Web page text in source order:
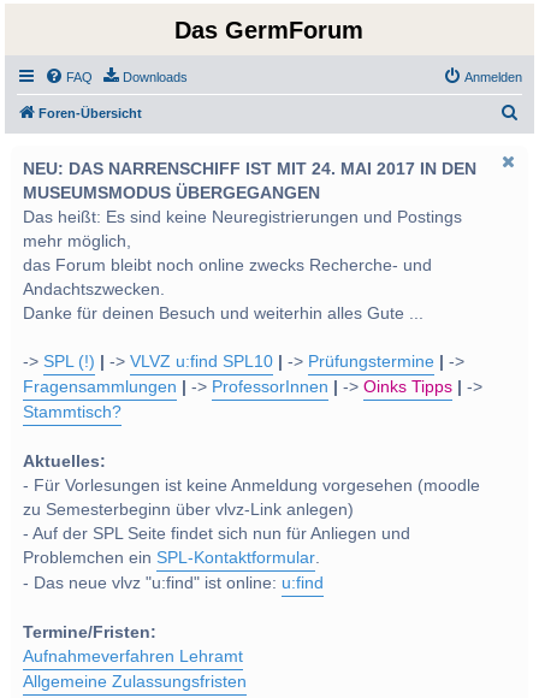
Das GermForum
FAQ Downloads Anmelden
Foren-Übersicht
NEU: DAS NARRENSCHIFF IST MIT 24. MAI 2017 IN DEN
MUSEUMSMODUS ÜBERGEGANGEN
Das heißt: Es sind keine Neuregistrierungen und Postings
mehr möglich,
das Forum bleibt noch online zwecks Recherche- und
Andachtszwecken.
Danke für deinen Besuch und weiterhin alles Gute ...
->SPL (!) ->VLVZ u:find SPL10 -> Prüfungstermine
->
Fragensammlungen
-> ProfessorInnen ->Oinks Tipps
->
Stammtisch?
Aktuelles:
- Für Vorlesungen ist keine Anmeldung vorgesehen (moodle
zu Semesterbeginn über vlvz-Link anlegen)
- Auf der SPL Seite findet sich nun für Anliegen und
Problemchen einSPL-Kontaktformular.
- Das neue vlvz "u:find" ist online: u:find
Termine/Fristen:
Aufnahmeverfahren Lehramt
Allgemeine Zulassungsfristen